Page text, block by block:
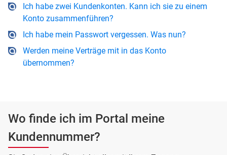
Ich habe zwei Kundenkonten. Kann ich sie zu einem
Konto zusammenführen?
Ich habe mein Passwort vergessen. Was nun?
Werden meine Verträge mit in das Konto
übernommen?
Wo finde ich im Portal meine
Kundennummer?